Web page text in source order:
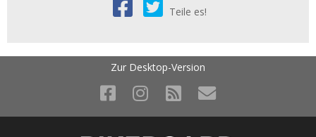
Teile es!
Zur Desktop-Version